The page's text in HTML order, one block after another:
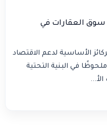
سوق العقارات في
الأساسية لدعم الاقتصاد
في البنية التحتية